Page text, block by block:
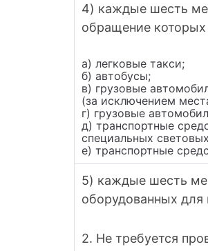
4) каждые шесть
обращение
а) легковые такси;
б) автобусы;
в) грузовые
(за исключением
г) грузовые
д) транспортные
специальных
е) транспортные
5) каждые шесть
оборудованных для
2. Не требуется